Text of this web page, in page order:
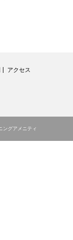
アクセス
ングアメニティ